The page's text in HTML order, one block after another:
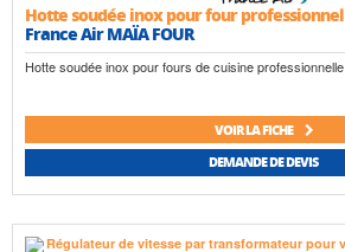
Hotte soudée inox pour four professionnel
France Air MAÏA FOUR
Hotte soudée inox pour fours de cuisine professionnelle
VOIR LA FICHE
DEMANDE DE DEVIS